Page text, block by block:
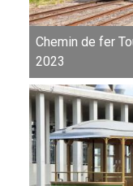
Chemin de fer
2023